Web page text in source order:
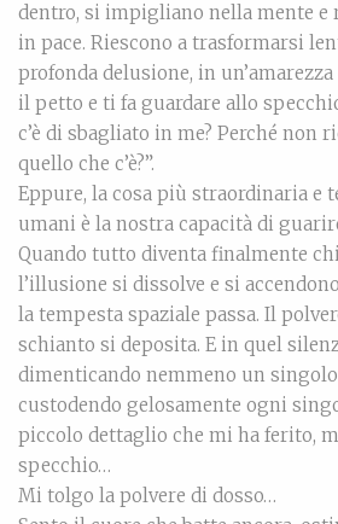
dentro, si impigliano nella mente
in pace. Riescono a trasformarsi
profonda delusione, in
il petto e ti fa guardare allo
c’è di sbagliato in me? Perché non
quello che c’è?”.
Eppure, la cosa più straordinaria e
umani è la nostra capacità di
Quando tutto diventa finalmente
l’illusione si dissolve e si
la tempesta spaziale passa. Il
schianto si deposita. E in quel
dimenticando nemmeno un
custodendo gelosamente ogni
piccolo dettaglio che mi ha ferito,
specchio…
Mi tolgo la polvere di dosso…